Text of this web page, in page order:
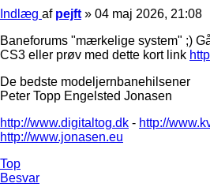
Indlæg af pejft » 04 maj 2026, 21:08
Baneforums "mærkelige system" ;)
CS3 eller prøv med dette kort link
De bedste modeljernbanehilsener
Peter Topp Engelsted Jonasen
http://www.digitaltog.dk - http://
http://www.jonasen.eu
Top
Besvar